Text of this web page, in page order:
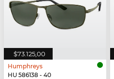
$73.125,00
Humphreys
HU 586138 - 40